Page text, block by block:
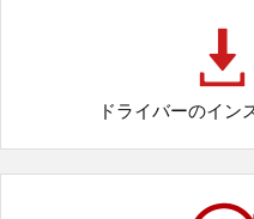
ドライバーのイン